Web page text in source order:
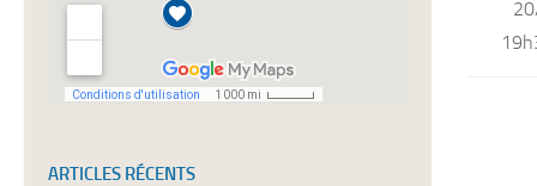
ARTICLES RÉCENTS